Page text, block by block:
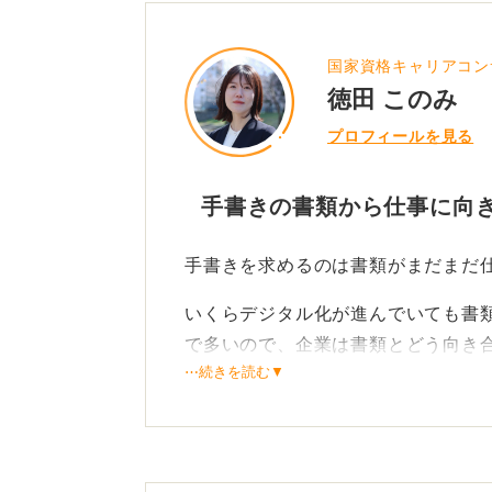
国家資格キャリアコ
徳田 このみ
プロフィールを見る
手書きの書類から仕事に向
手書きを求めるのは書類がまだまだ
いくらデジタル化が進んでいても書
で多いので、企業は書類とどう向き
⋯続きを読む▼